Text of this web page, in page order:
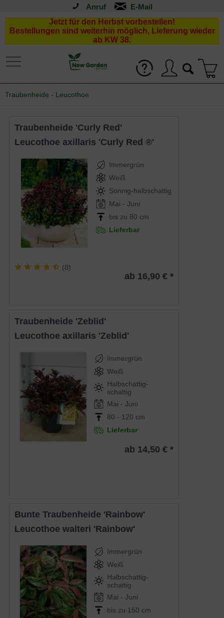
Anruf
Jetzt für den Herbst vorbestellen!
Bestellungen sind weiterhin möglich, Lieferung wieder
ab KW 38.
Traubenheide - Leucothoe
Traubenheide 'Curly Red'
Leucothoe axillaris 'Curly Red ®'
Immergrün
Weiß
Sonnig-halbschattig
Mai - Juni
bis zu 80 cm
Lieferbar
(8)
ab 16,90 € *
Traubenheide 'Zeblid'
Leucothoe axillaris 'Zeblid'
Immergrün
Weiß
Halbschattig-
schattig
Mai - Juni
80 - 120 cm
Lieferbar
ab 14,50 € *
Bunte Traubenheide 'Rainbow'
Leucothoe walteri 'Rainbow'
Immergrün
Weiß
Halbschattig-
schattig
Mai - Juni
bis zu 150 cm